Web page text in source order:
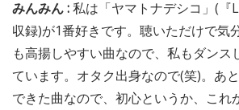
みんみん :私は「ヤマトナデシコ」(『
収録)が1番好きです。聴いただけで気
も高揚しやすい曲なので、私もダンス
ています。オタク出身なので(笑)。あ
できた曲なので、初心というか、これ